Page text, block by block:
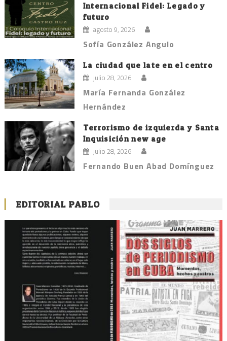
Internacional Fidel: Legado y
futuro
agosto 9, 2026
Sofía González Angulo
La ciudad que late en el centro
julio 28, 2026
María Fernanda González
Hernández
Terrorismo de izquierda y Santa
Inquisición new age
julio 28, 2026
Fernando Buen Abad Domínguez
EDITORIAL PABLO